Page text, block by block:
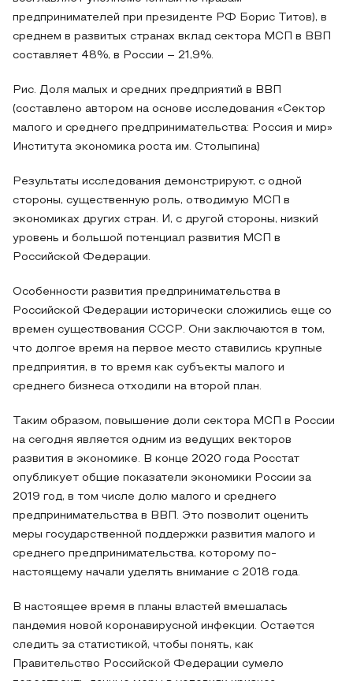
предпринимателей при президенте РФ Борис Титов), в
среднем в развитых странах вклад сектора МСП в ВВП
составляет 48%, в России – 21,9%.
Рис. Доля малых и средних предприятий в ВВП
(составлено автором на основе исследования «Сектор
малого и среднего предпринимательства: Россия и мир»
Института экономика роста им. Столыпина)
Результаты исследования демонстрируют, с одной
стороны, существенную роль, отводимую МСП в
экономиках других стран. И, с другой стороны, низкий
уровень и большой потенциал развития МСП в
Российской Федерации.
Особенности развития предпринимательства в
Российской Федерации исторически сложились еще со
времен существования СССР. Они заключаются в том,
что долгое время на первое место ставились крупные
предприятия, в то время как субъекты малого и
среднего бизнеса отходили на второй план.
Таким образом, повышение доли сектора МСП в России
на сегодня является одним из ведущих векторов
развития в экономике. В конце 2020 года Росстат
опубликует общие показатели экономики России за
2019 год, в том числе долю малого и среднего
предпринимательства в ВВП. Это позволит оценить
меры государственной поддержки развития малого и
среднего предпринимательства, которому по-
настоящему начали уделять внимание с 2018 года.
В настоящее время в планы властей вмешалась
пандемия новой коронавирусной инфекции. Остается
следить за статистикой, чтобы понять, как
Правительство Российской Федерации сумело